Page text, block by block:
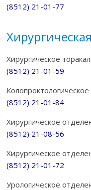
(8512) 21-01-77
Хирургическое
(8512) 21-01-59
(8512) 21-01-84
Хирургическое
(8512) 21-08-56
Хирургическое
(8512) 21-01-72
Урологическое